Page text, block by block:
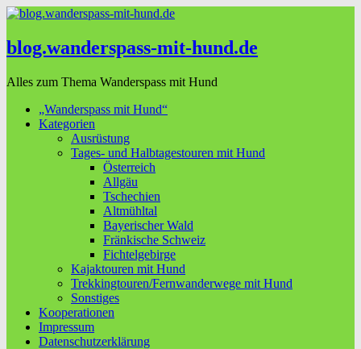
blog.wanderspass-mit-hund.de
Alles zum Thema Wanderspass mit Hund
„Wanderspass mit Hund“
Kategorien
Ausrüstung
Tages- und Halbtagestouren mit Hund
Österreich
Allgäu
Tschechien
Altmühltal
Bayerischer Wald
Fränkische Schweiz
Fichtelgebirge
Kajaktouren mit Hund
Trekkingtouren/Fernwanderwege mit Hund
Sonstiges
Kooperationen
Impressum
Datenschutzerklärung